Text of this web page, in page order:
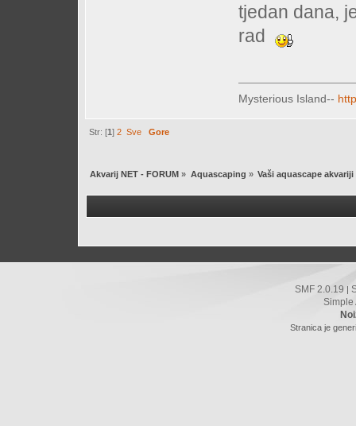
tjedan dana,
rad
Mysterious Island--
Str: [1]2 Sve Gore
Akvarij NET - FORUM » Aquascaping » Vaši aquascape akvariji
SMF 2.0.19 |
Simple
Stranica je